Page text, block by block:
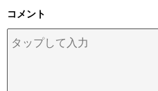
コメント